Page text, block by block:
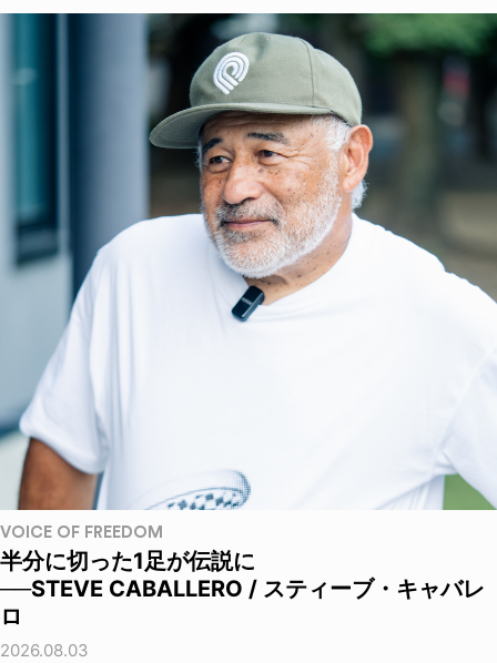
VOICE OF FREEDOM
半分に切った1足が伝説に
──STEVE CABALLERO / スティーブ・キャバレ
ロ
2026.08.03